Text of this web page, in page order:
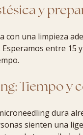
y
con una limpieza
entre 15
Tiempo y
dura
sienten una